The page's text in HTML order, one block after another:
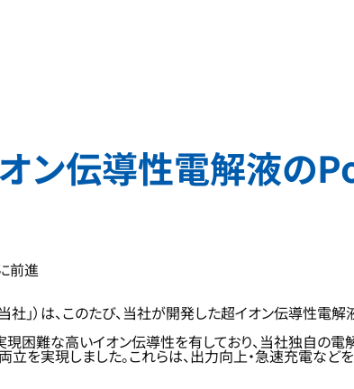
ン伝導性電解液の
前進
）は、このたび、当社が開発した超イオン伝導性電解
困難な高いイオン伝導性を有しており、当社独自の
立を実現しました。これらは、出力向上・急速充電な